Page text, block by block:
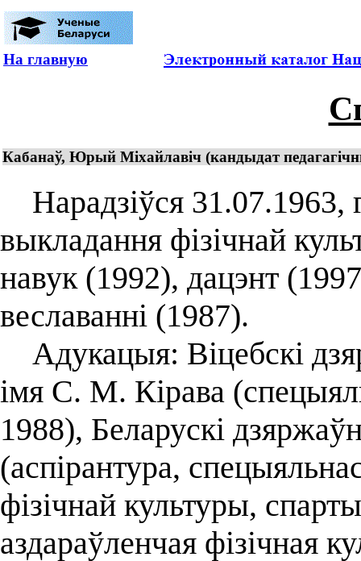
На главную
Кабанаў, Юрый Міхайлавіч (кандыдат
Нарадзіўся 31.07.1963,
выкладання фізічнай
навук (1992), дацэнт
веславанні (1987).
Адукацыя: Віцебскі
імя С. М. Кірава
1988), Беларускі
(аспірантура,
фізічнай культуры,
аздараўленчая фізічная